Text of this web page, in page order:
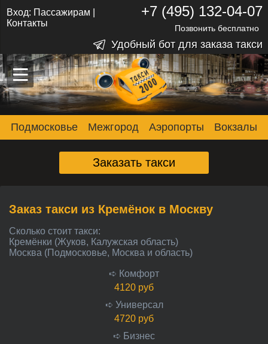
–
–
–
Вход: Пассажирам
Контакты
+7 (495) 132-04-07
Позвонить бесплатно
Удобный бот для заказа такси
Подмосковье Межгород Аэропорты Вокзалы
Заказать такси
Заказ такси из Кремёнок в Москву
Сколько стоит такси:
Кремёнки (Жуков, Калужская область)
Москва (Подмосковье, Москва и область)
➪ Комфорт
4120 руб
➪ Универсал
4720 руб
➪ Бизнес